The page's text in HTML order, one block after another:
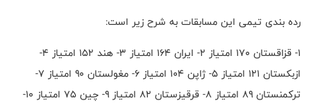
رده بندی تیمی این مسابقات به شرح زیر است:
۱- قزاقستان ۱۷۰ امتیاز ۲- ایران ۱۶۴ امتیاز ۳- هند ۱۵۲ امتیاز ۴-
ازبکستان ۱۲۱ امتیاز ۵- ژاپن ۱۰۴ امتیاز ۶- مغولستان ۹۰ امتیاز ۷-
ترکمنستان ۸۹ امتیاز ۸- قرقیزستان ۸۲ امتیاز ۹- چین ۷۵ امتیاز ۱۰-